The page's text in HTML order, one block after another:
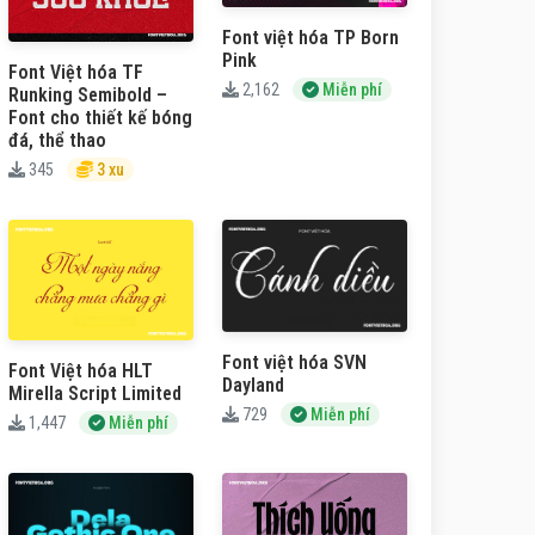
Font Việt hóa TF
Runking Semibold –
Font cho thiết kế bóng
đá, thể thao
345 3 xu
Font việt hóa TP Born
Pink
2,162 Miễn phí
Font Việt hóa HLT
Mirella Script Limited
1,447 Miễn phí
Font việt hóa SVN
Dayland
729 Miễn phí